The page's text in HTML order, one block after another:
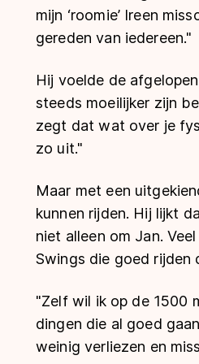
mijn ‘roomie’ Ireen
gereden van iedereen."
Hij voelde de
steeds moeilijker zijn
zegt dat wat over je
zo uit."
Maar met een
kunnen rijden. Hij lijkt
niet alleen om Jan.
Swings die goed rijden
"Zelf wil ik op de 1500
dingen die al goed
weinig verliezen en